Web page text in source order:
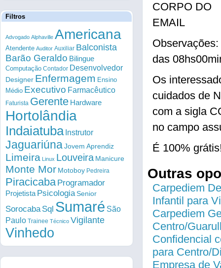
CORPO DO
EMAIL
das
Os
cuidados de
com a sigla
no campo
É 100%
Outras
Carpediem
Infantil para
Carpediem
Centro/
Confidencial
para Centro/
Empresa de
Filtros
Advogado Alphaville Americana
Atendente Auditor Auxiliar Balconista
Barão Geraldo Bilingue
Computação Contador Desenvolvedor
Designer Enfermagem Ensino
Médio Executivo Farmacêutico
Faturista Gerente Hardware
Hortolândia
Indaiatuba Instrutor
Jaguariúna Jovem Aprendiz
Limeira Linux Louveira Manicure
Monte Mor Motoboy Pedreira
Piracicaba Programador
Projetista PsicologiaSenior
Sorocaba Sql Sumaré São
Paulo Trainee Técnico Vigilante
Vinhedo